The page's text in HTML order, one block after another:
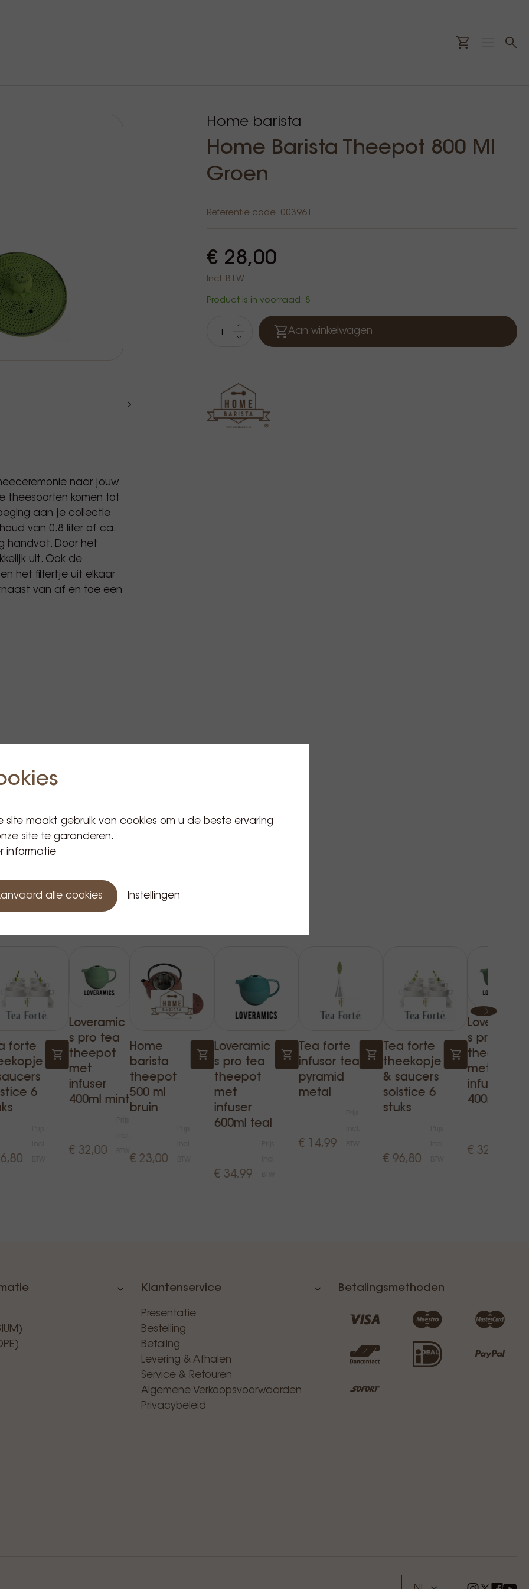
naar jouw
theesoorten komen tot
aan je collectie
van 0.8 liter of ca.
handvat. Door het
uit. Ook de
het filtertje uit elkaar
van af en toe een
Home barista
Home Barista Theepot 800 Ml
Groen
Referentie code: 003961
€ 28,00
Incl. BTW
Product is in voorraad: 8
Aan winkelwagen
Gerelateerde producten
forte
6
Loveramic
s pro tea
theepot
met
infuser
400ml mint
€ 32,00
Home
barista
theepot
500 ml
bruin
€ 23,00
Loveramic
s pro tea
theepot
met
infuser
600ml teal
€ 34,99
Tea forte
infusor tea
pyramid
metal
€ 14,99
Tea forte
theekopje
& saucers
solstice 6
stuks
€ 96,80
Loveramic
s pro tea
theepot
met
infuser
400ml mint
€ 32,00
Klantenservice
Presentatie
Bestelling
Betaling
Levering & Afhalen
Service & Retouren
Algemene Verkoopsvoorwaarden
Privacybeleid
Betalingsmethoden
site maakt gebruik van cookies om u de beste ervaring
site te garanderen.
informatie
alle cookies Instellingen